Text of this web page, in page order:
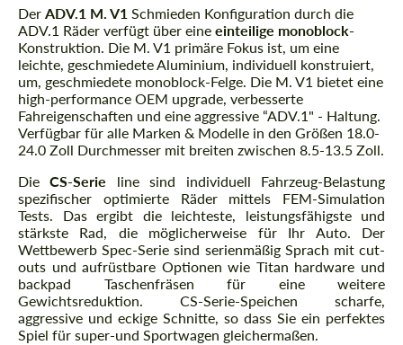
Beschreibung
Der ADV.1 M. V1 Schmieden Konfiguration durch die
ADV.1 Räder verfügt über eine einteilige monoblock-
Konstruktion. Die M. V1 primäre Fokus ist, um eine
leichte, geschmiedete Aluminium, individuell konstruiert,
um, geschmiedete monoblock-Felge. Die M. V1 bietet eine
high-performance OEM upgrade, verbesserte
Fahreigenschaften und eine aggressive “ADV.1" - Haltung.
Verfügbar für alle Marken & Modelle in den Größen 18.0-
24.0 Zoll Durchmesser mit breiten zwischen 8.5-13.5 Zoll.
DieCS-Serie line sind individuell Fahrzeug-Belastung
spezifischer optimierte Räder mittels FEM-Simulation
Tests. Das ergibt die leichteste, leistungsfähigste und
stärkste Rad, die möglicherweise für Ihr Auto. Der
Wettbewerb Spec-Serie sind serienmäßig Sprach mit cut-
outs und aufrüstbare Optionen wie Titan hardware und
backpad Taschenfräsen für eine weitere
Gewichtsreduktion. CS-Serie-Speichen scharfe,
aggressive und eckige Schnitte, so dass Sie ein perfektes
Spiel für super-und Sportwagen gleichermaßen.